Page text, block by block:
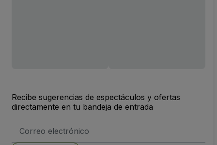
Recibe sugerencias de espectáculos y ofertas
directamente en tu bandeja de entrada
de